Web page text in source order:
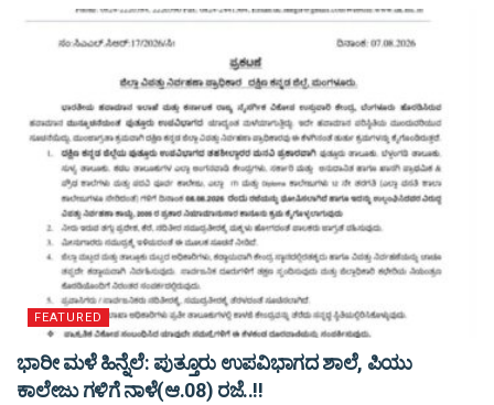
FEATURED
ಭಾರೀ ಮಳೆ ಹಿನ್ನೆಲೆ: ಪುತ್ತೂರು ಉಪವಿಭಾಗದ ಶಾಲೆ, ಪಿಯು
ಕಾಲೇಜು ಗಳಿಗೆ ನಾಳೆ(ಆ.08) ರಜೆ..!!